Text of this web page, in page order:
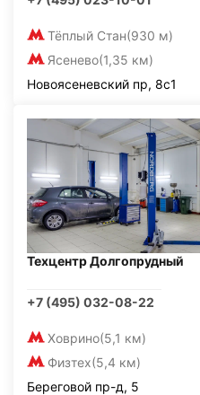
Тёплый Стан(930 м)
Ясенево(1,35 км)
Новоясеневский пр, 8с1
Техцентр Долгопрудный
+7 (495) 032-08-22
Ховрино(5,1 км)
Физтех(5,4 км)
Береговой пр-д, 5